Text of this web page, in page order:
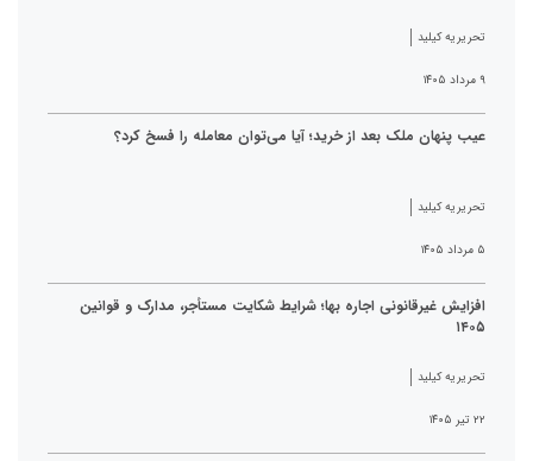
تحریریه کیلید
۹ مرداد ۱۴۰۵
عیب پنهان ملک بعد از خرید؛ آیا می‌توان معامله را فسخ کرد؟
تحریریه کیلید
۵ مرداد ۱۴۰۵
افزایش غیرقانونی اجاره بها؛ شرایط شکایت مستأجر، مدارک و قوانین
۱۴۰۵
تحریریه کیلید
۲۲ تیر ۱۴۰۵